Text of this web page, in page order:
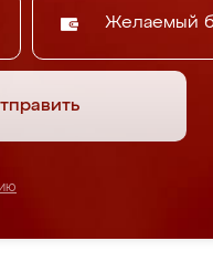
Желаемый